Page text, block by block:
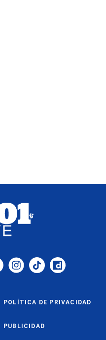
POLÍTICA DE PRIVACIDAD
PUBLICIDAD